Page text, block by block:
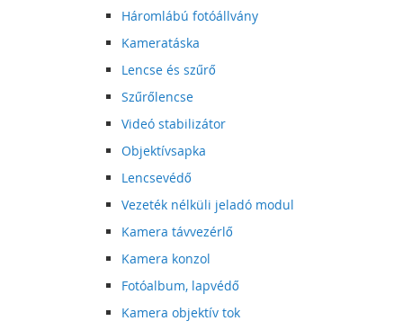
Háromlábú fotóállvány
Kameratáska
Lencse és szűrő
Szűrőlencse
Videó stabilizátor
Objektívsapka
Lencsevédő
Vezeték nélküli jeladó modul
Kamera távvezérlő
Kamera konzol
Fotóalbum, lapvédő
Kamera objektív tok